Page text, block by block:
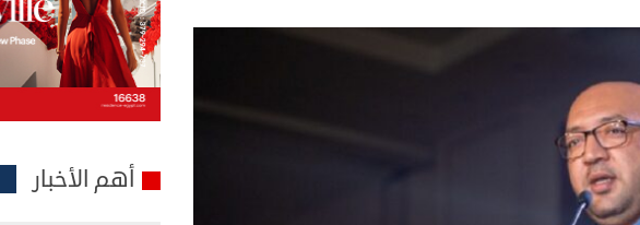
أهم الأخبار